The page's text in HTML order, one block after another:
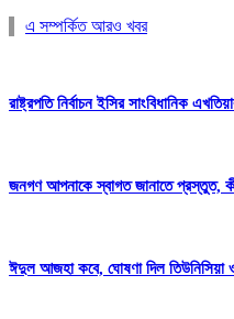
এ সম্পর্কিত আরও খবর
রাষ্ট্রপতি নির্বাচন ইসির সাংবিধানিক
জনগণ আপনাকে স্বাগত জানাতে প্রস্তুত,
ঈদুল আজহা কবে, ঘোষণা দিল তিউনিসিয়া